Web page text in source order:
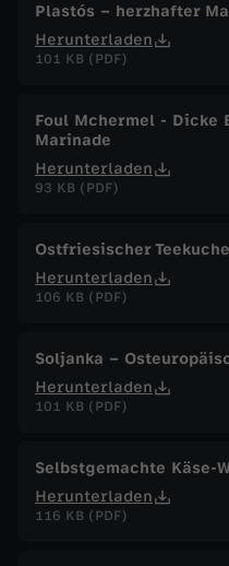
Plastós – herzhafter
Herunterladen
101 KB (PDF)
Foul Mchermel - Dicke
Marinade
Herunterladen
93 KB (PDF)
Ostfriesischer
Herunterladen
106 KB (PDF)
Soljanka –
Herunterladen
101 KB (PDF)
Selbstgemachte Käse-
Herunterladen
116 KB (PDF)